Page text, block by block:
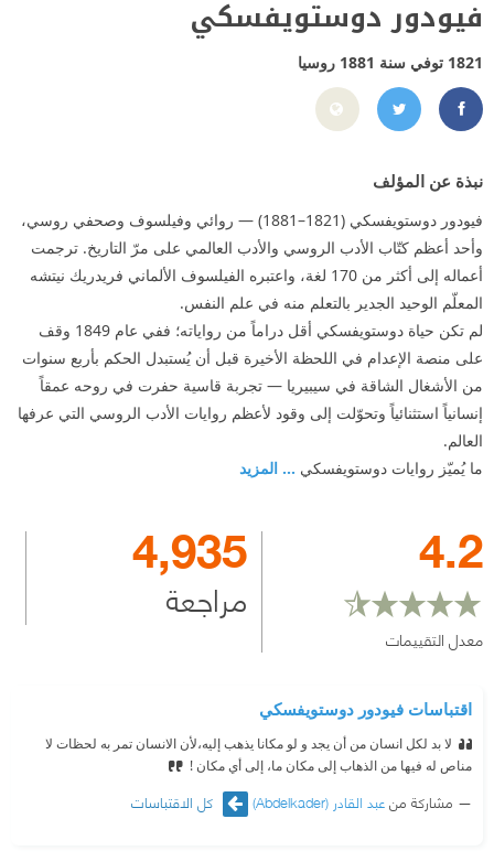
فيودور دوستويفسكي
1821 توفي سنة 1881 روسيا
100864843428617
https://twitter.com/dostoevsky_f
نبذة عن المؤلف
فيودور دوستويفسكي (1821–1881) — روائي وفيلسوف وصحفي روسي،
وأحد أعظم كتّاب الأدب الروسي والأدب العالمي على مرّ التاريخ. ترجمت
أعماله إلى أكثر من 170 لغة، واعتبره الفيلسوف الألماني فريدريك نيتشه
المعلّم الوحيد الجدير بالتعلم منه في علم النفس.
لم تكن حياة دوستويفسكي أقل دراماً من رواياته؛ ففي عام 1849 وقف
على منصة الإعدام في اللحظة الأخيرة قبل أن يُستبدل الحكم بأربع سنوات
من الأشغال الشاقة في سيبيريا — تجربة قاسية حفرت في روحه عمقاً
إنسانياً استثنائياً وتحوّلت إلى وقود لأعظم روايات الأدب الروسي التي عرفها
العالم.
ما يُميّز روايات دوستويفسكي ... المزيد
4.2
معدل التقييمات
4,935
مراجعة
اقتباسات فيودور دوستويفسكي
لا بد لكل انسان من أن يجد و لو مكانا يذهب إليه،لأن الانسان تمر به لحظات لا
مناص له فيها من الذهاب إلى مكان ما، إلى أي مكان !
مشاركة منعبد القادر (Abdelkader) كل الاقتباسات